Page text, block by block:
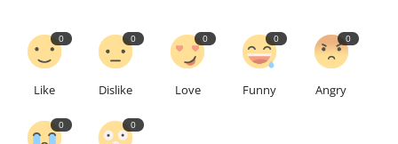
0
Like
0
Dislike
0
Love
0
Funny
0
Angry
0 0